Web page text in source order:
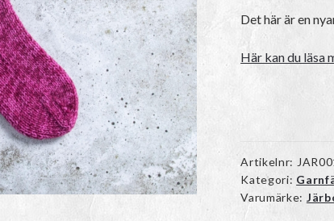
Det här är en
Här kan du läsa
Artikelnr:
Kategori:
Varumärke: